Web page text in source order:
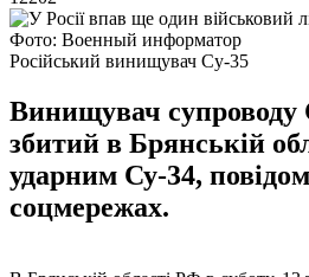
Фото: Военный информатор
Російський винищувач Су-35
Винищувач супроводу
збитий в Брянській
ударним Су-34,
соцмережах.